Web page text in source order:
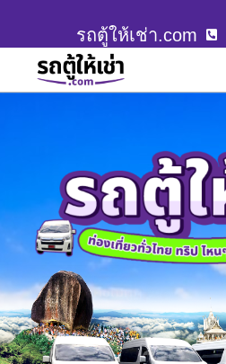
รถตู้ให้เช่า.com